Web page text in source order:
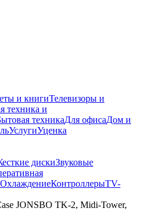
и книгиТелевизоры и
техника и
техникаДля офисаДом и
УслугиУценка
дискиЗвуковые
ОхлаждениеКонтроллерыTV-
JONSBO TK-2, Midi-Tower,